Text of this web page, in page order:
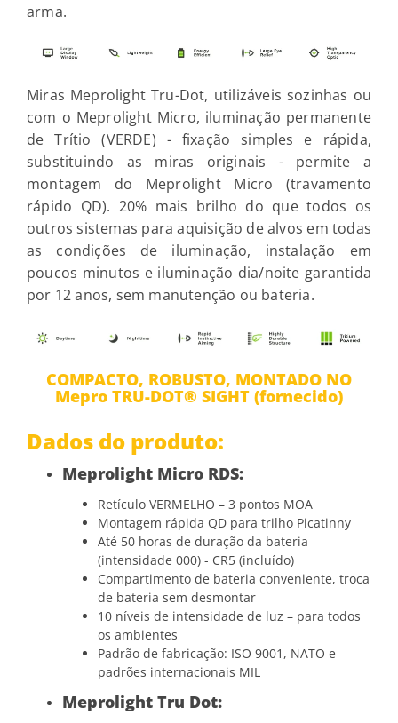
arma.
Miras Meprolight Tru-Dot, utilizáveis ​​sozinhas ou
com o Meprolight Micro, iluminação permanente
de Trítio (VERDE) - fixação simples e rápida,
substituindo as miras originais - permite a
montagem do Meprolight Micro (travamento
rápido QD). 20% mais brilho do que todos os
outros sistemas para aquisição de alvos em todas
as condições de iluminação, instalação em
poucos minutos e iluminação dia/noite garantida
por 12 anos, sem manutenção ou bateria.
COMPACTO, ROBUSTO, MONTADO NO
Mepro TRU-DOT® SIGHT (fornecido)
Dados do produto:
Meprolight Micro RDS:
Retículo VERMELHO – 3 pontos MOA
Montagem rápida QD para trilho Picatinny
Até 50 horas de duração da bateria
(intensidade 000) - CR5 (incluído)
Compartimento de bateria conveniente, troca
de bateria sem desmontar
10 níveis de intensidade de luz – para todos
os ambientes
Padrão de fabricação: ISO 9001, NATO e
padrões internacionais MIL
Meprolight Tru Dot: